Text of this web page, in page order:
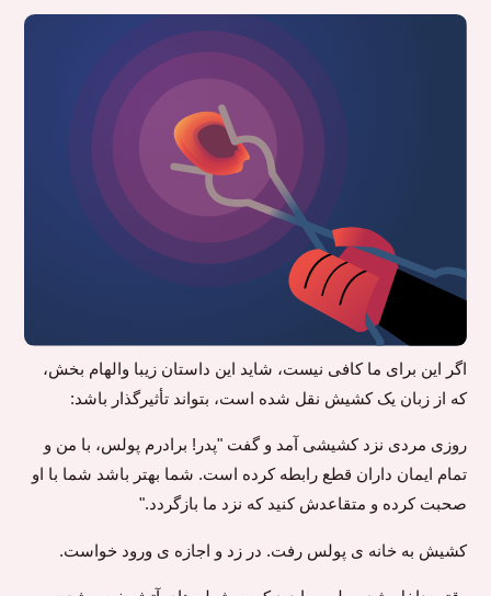
اگر این برای ما کافی نیست، شاید این داستان زیبا والهام بخش،
که از زبان یک کشیش نقل شده است، بتواند تأثیرگذار باشد:
روزی مردی نزد کشیشی آمد و گفت "پدر! برادرم پولس، با من و
تمام ایمان داران قطع رابطه کرده است. شما بهتر باشد شما با او
صحبت کرده و متقاعدش کنید که نزد ما بازگردد."
کشیش به خانه ی پولس رفت. در زد و اجازه ی ورود خواست.